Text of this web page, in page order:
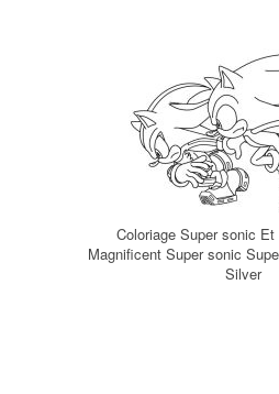
Coloriage Super sonic
Magnificent Super sonic
Silver